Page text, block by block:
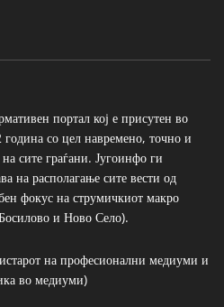
портал кој е присутен во
со цел навремено, точно и
сите граѓани. Југоинфо ги
на располагање сите вести од
фокус на струмичкиот макро
и Ново Село).
на професионални медиуми и
во медиуми)